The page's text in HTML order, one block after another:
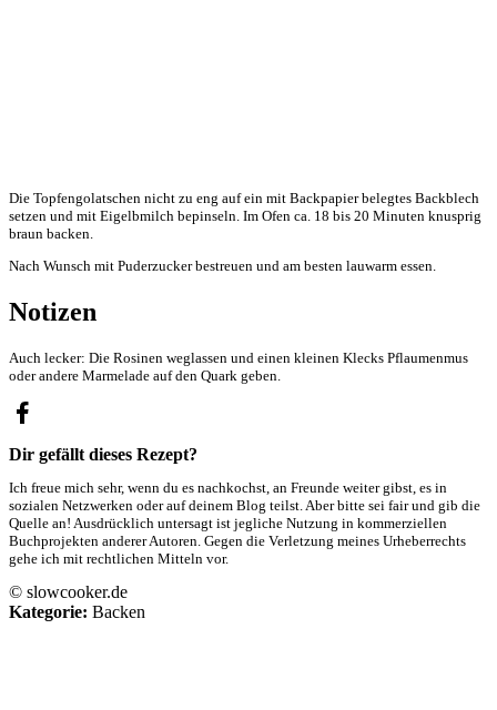
Die Topfengolatschen nicht zu eng auf ein mit Backpapier belegtes Backblech
setzen und mit Eigelbmilch bepinseln. Im Ofen ca. 18 bis 20 Minuten knusprig
braun backen.
Nach Wunsch mit Puderzucker bestreuen und am besten lauwarm essen.
Notizen
Auch lecker: Die Rosinen weglassen und einen kleinen Klecks Pflaumenmus
oder andere Marmelade auf den Quark geben.
Dir gefällt dieses Rezept?
Ich freue mich sehr, wenn du es nachkochst, an Freunde weiter gibst, es in
sozialen Netzwerken oder auf deinem Blog teilst. Aber bitte sei fair und gib die
Quelle an! Ausdrücklich untersagt ist jegliche Nutzung in kommerziellen
Buchprojekten anderer Autoren. Gegen die Verletzung meines Urheberrechts
gehe ich mit rechtlichen Mitteln vor.
© slowcooker.de
Kategorie: Backen